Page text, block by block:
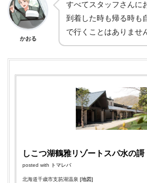
かおる
すべてスタッフさんに
到着した時も帰る時も
で行くことはありませ
しこつ湖鶴雅リゾートスパ水の謌
posted with トマレバ
北海道千歳市支笏湖温泉 [地図]